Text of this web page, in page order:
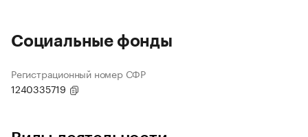
Социальные фонды
Регистрационный номер СФР
1240335719